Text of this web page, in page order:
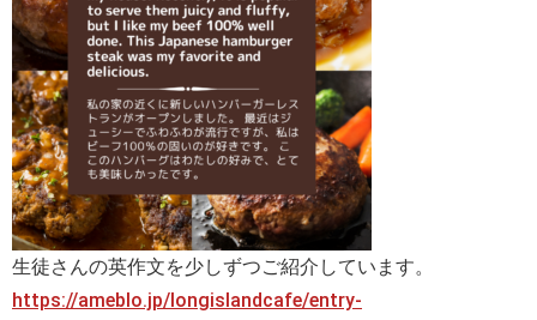
生徒さんの英作文を少しずつご紹介しています。
https://ameblo.jp/longislandcafe/entry-